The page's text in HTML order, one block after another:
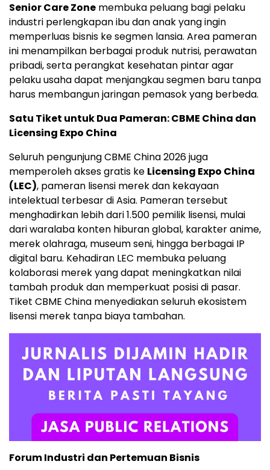
Senior Care Zone membuka peluang bagi pelaku
industri perlengkapan ibu dan anak yang ingin
memperluas bisnis ke segmen lansia. Area pameran
ini menampilkan berbagai produk nutrisi, perawatan
pribadi, serta perangkat kesehatan pintar agar
pelaku usaha dapat menjangkau segmen baru tanpa
harus membangun jaringan pemasok yang berbeda.
Satu Tiket untuk Dua Pameran: CBME China dan
Licensing Expo China
Seluruh pengunjung CBME China 2026 juga
memperoleh akses gratis ke Licensing Expo China
(LEC), pameran lisensi merek dan kekayaan
intelektual terbesar di Asia. Pameran tersebut
menghadirkan lebih dari 1.500 pemilik lisensi, mulai
dari waralaba konten hiburan global, karakter anime,
merek olahraga, museum seni, hingga berbagai IP
digital baru. Kehadiran LEC membuka peluang
kolaborasi merek yang dapat meningkatkan nilai
tambah produk dan memperkuat posisi di pasar.
Tiket CBME China menyediakan seluruh ekosistem
lisensi merek tanpa biaya tambahan.
Forum Industri dan Pertemuan Bisnis